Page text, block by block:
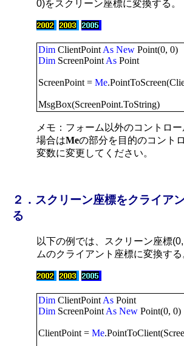
0)をスクリーン座標に変換する。
Dim ClientPointAs New Point(0, 0)
Dim ScreenPointAs Point
ScreenPoint = Me
MsgBox(ScreenPoint.ToString)
メモ：フォーム以外のコントロ
場合はMeの部分を目的のコント
変数に変更してください。
２．スクリーン座標をクライア
る
以下の例では、スクリーン座標
ムのクライアント座標に変換する
Dim ClientPoint As Point
Dim ScreenPoint As New Point(0, 0)
ClientPoint = Me